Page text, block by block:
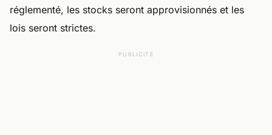
réglementé, les stocks seront approvisionnés et les
lois seront strictes.
PUBLICITÉ